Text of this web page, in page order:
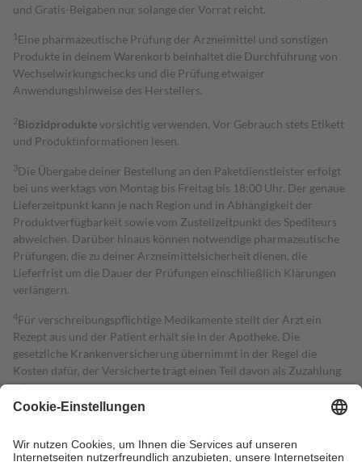
und Gratis-Beigaben nur solange der Vorrat reicht.
1 Eine pharmazeutische Prüfung der Arzneimittel und sonstigen
Produkte in deinem Warenkorb beinhaltet die Durchführung von
Wechselwirkungschecks und die Prüfung etwaiger
Anwendungshinweise des Herstellers.
2Biozidproduktevorsichtig verwenden. Vor Gebrauch stets Etikett
und Produktinformationen lesen.
3Die Übergabe deiner Bestellung an den Paketdienstleister erfolgt
bei uns werktags von Montag bis Freitag bis 18:00 Uhr. Der genaue
Lieferzeitpunkt kann je nach Region und in Abhängigkeit der
Produktverfügbarkeit sowie vom Zustellzeitpunkt des Spediteurs
abweichen. Darüber hinaus können notwendige pharmazeutische
Prüfungen, die zu deiner Arzneimittelsicherheit dienen, die
Lieferfrist um die Dauer der Prüfungen einschließlich Klärungen
verlängern.
4Für verschreibungspflichtige Medikamente stellt der Arzt ein
Rezept aus und der Patient erhält sie in der Apotheke. Die
gesetzliche Krankenversicherung übernimmt in der Regel die
Kosten dafür, der Versicherte trägt einen Teil davon als Zuzahlung
mit.
Grundsätzlich leisten Mitglieder Zuzahlungen in Höhe von zehn
höchstens zehn Euro.
Es sind jedoch nie mehr als die tatsächlichen
Kosten der Leistung zu entrichten.